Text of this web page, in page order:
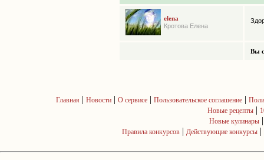
elena
Кротова Елена
Вы
Главная | Новости| О сервисе| Пользовательское соглашение|
Новые рецепты |
Новые кулинары
Правила конкурсов | Действующие конкурсы |